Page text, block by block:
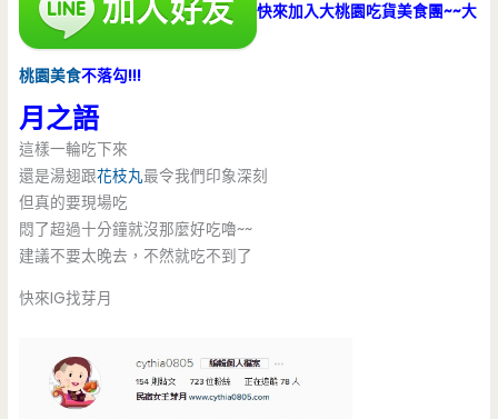
快來加入大桃園吃貨美食團~~大
桃園美食不落勾!!!
月之語
這樣一輪吃下來
還是湯翅跟花枝丸最令我們印象深刻
但真的要現場吃
悶了超過十分鐘就沒那麼好吃嚕~~
建議不要太晚去，不然就吃不到了
快來IG找芽月